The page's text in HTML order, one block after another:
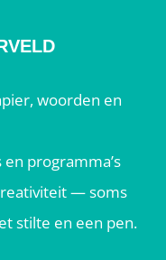
woorden en
programma’s
— soms
stilte en een pen.